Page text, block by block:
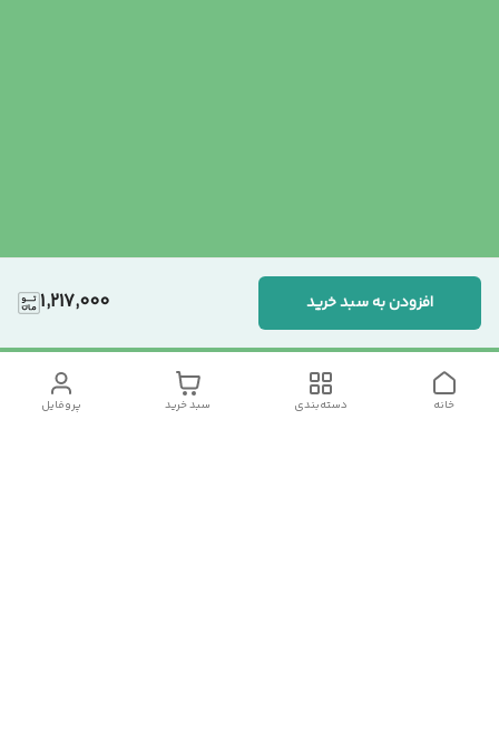
1,217,000 افزودن به سبد خرید
پروفایل سبد خرید دسته‌بندی خانه